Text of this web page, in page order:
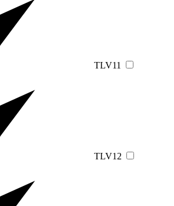
TLV11
TLV12